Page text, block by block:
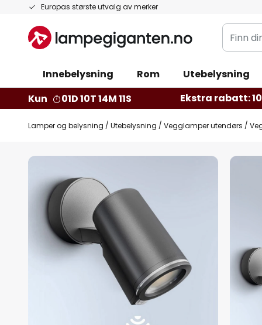
Europas største utvalg av merker
Hopp
innhold
Finn
din
Innebelysning Rom Utebelysning
Kun
01D 10T 14M 10S Ekstra rabatt: 10
Lamper og belysning Utebelysning Vegglamper utendørs
Gå
slutten
bildegalleri